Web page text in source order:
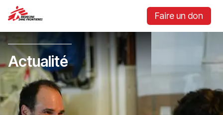
Faire un don
Actualité